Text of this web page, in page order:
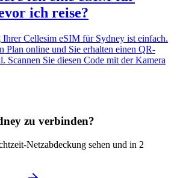
ich reise?
Cellesim eSIM für Sydney ist einfach.
Plan online und Sie erhalten einen QR-
Scannen Sie diesen Code mit der Kamera
zu verbinden?
Netzabdeckung sehen und in 2